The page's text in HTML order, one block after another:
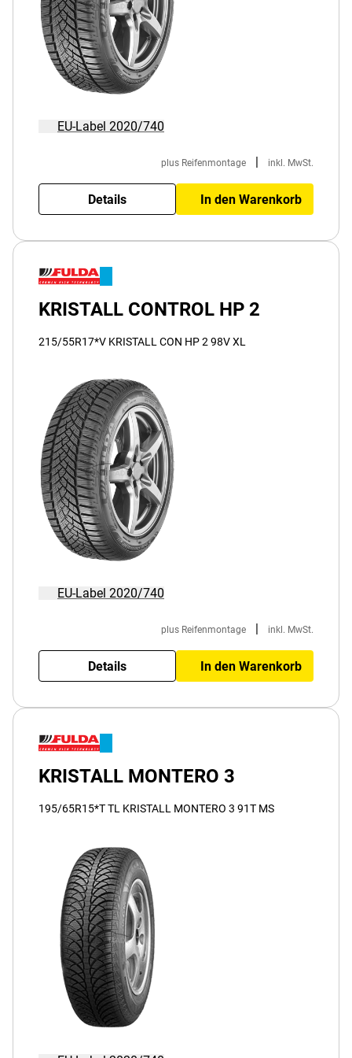
EU-Label 2020/740
plus Reifenmontage | inkl. MwSt.
Details In den Warenkorb
KRISTALL CONTROL HP 2
215/55R17*V KRISTALL CON HP 2 98V XL
EU-Label 2020/740
plus Reifenmontage inkl. MwSt.
Details In den Warenkorb
KRISTALL MONTERO 3
195/65R15*T TL KRISTALL MONTERO 3 91T MS